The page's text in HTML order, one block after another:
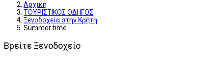
Αρχική
ΤΟΥΡΙΣΤΙΚΟΣ ΟΔΗΓΟΣ
Ξενοδοχεία στην Κρήτη
Summer time
Βρείτε Ξενοδοχείο